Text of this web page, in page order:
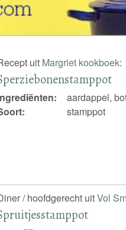
uit Margriet kookboek:
aardappel,
stamppot
/ hoofdgerecht uitVol